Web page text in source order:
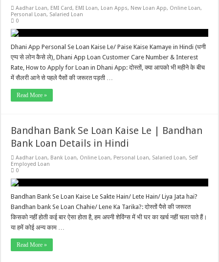
Aadhar Loan, EMI Card, EMI Loan, Loan Apps, New Loan App, Online Loan,
Personal Loan, Salaried Loan
0
Dhani App Personal Se Loan Kaise Le/ Paise Kaise Kamaye in Hindi (धनी
एप्प से लोन कैसे ले), Dhani App Loan Customer Care Number & Interest
Rate, How to Apply for Loan in Dhani App: दोस्तों, क्या आपको भी महीने के बीच
में सैलरी आने से पहले पैसों की जरूरत पड़ती …
Read More »
Bandhan Bank Se Loan Kaise Le | Bandhan
Bank Loan Details in Hindi
Aadhar Loan, Bank Loan, Online Loan, Personal Loan, Salaried Loan, Self
Employed Loan
0
Bandhan Bank Se Loan Kaise Le Sakte Hain/ Lete Hain/ Liya Jata hai?
Bandhan bank Se Loan Chahie/ Lene Ka Tarika?: दोस्तों पैसे की जरूरत
किसको नहीं होती कई बार ऐसा होता है, हम अपनी शेविंग्स में भी घर का खर्च नहीं चला पाते हैं।
या हमें कोई अन्य काम …
Read More »